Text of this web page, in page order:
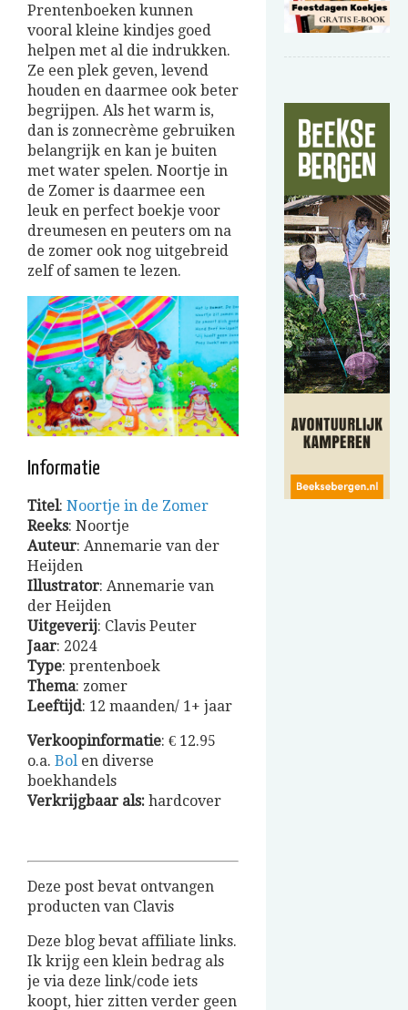
Prentenboeken kunnen
vooral kleine kindjes goed
helpen met al die indrukken.
Ze een plek geven, levend
houden en daarmee ook beter
begrijpen. Als het warm is,
dan is zonnecrème gebruiken
belangrijk en kan je buiten
met water spelen. Noortje in
de Zomer is daarmee een
leuk en perfect boekje voor
dreumesen en peuters om na
de zomer ook nog uitgebreid
zelf of samen te lezen.
Informatie
Titel: Noortje in de Zomer
Reeks: Noortje
Auteur: Annemarie van der
Heijden
Illustrator: Annemarie van
der Heijden
Uitgeverij: Clavis Peuter
Jaar: 2024
Type: prentenboek
Thema: zomer
Leeftijd: 12 maanden/ 1+ jaar
Verkoopinformatie: € 12.95
o.a. Bol en diverse
boekhandels
Verkrijgbaar als: hardcover
Deze post bevat ontvangen
producten van Clavis
Deze blog bevat affiliate links.
Ik krijg een klein bedrag als
je via deze link/code iets
koopt, hier zitten verder geen